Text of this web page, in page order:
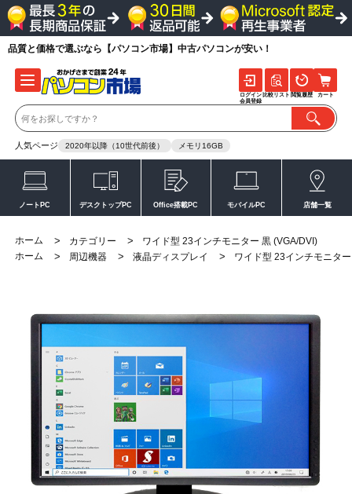
品質と価格で選ぶなら【パソコン市場】中古パソコンが安い！
人気ページ 2020年以降（10世代前後） メモリ16GB
ログイン
会員登録
比較リスト 閲覧履歴 カート
ノートPC デスクトップPC Office搭載PC モバイルPC 店舗一覧
ホーム > カテゴリー >
ワイド型 23インチモニター 黒 (VGA/DVI)
ホーム
> 周辺機器 > 液晶ディスプレイ > ワイド型 23インチモニタ